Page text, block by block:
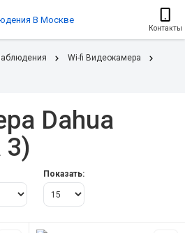
В Москве
Контакты
Wi-fi Видеокамера
Dahua
3)
Показать: